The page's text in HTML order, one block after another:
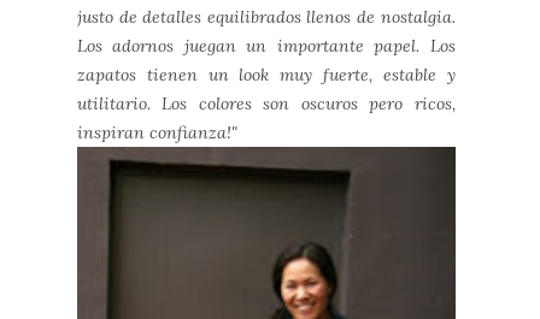
justo de detalles equilibrados llenos de nostalgia.
Los adornos juegan un importante papel. Los
zapatos tienen un look muy fuerte, estable y
utilitario. Los colores son oscuros pero ricos,
inspiran confianza!"